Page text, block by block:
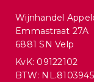
Wijnhandel
Emmastraat 27A
6881 SN Velp
KvK: 09122102
BTW: